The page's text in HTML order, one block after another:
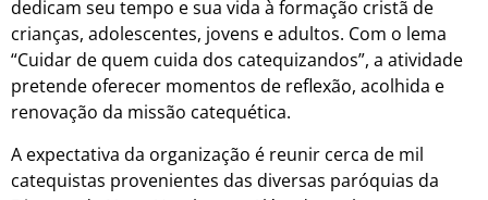
dedicam seu tempo e sua vida à formação cristã de
crianças, adolescentes, jovens e adultos. Com o lema
“Cuidar de quem cuida dos catequizandos”, a atividade
pretende oferecer momentos de reflexão, acolhida e
renovação da missão catequética.
A expectativa da organização é reunir cerca de mil
catequistas provenientes das diversas paróquias da